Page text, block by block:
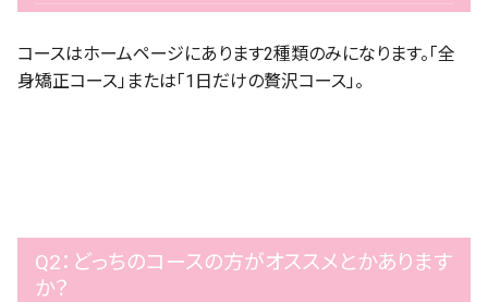
コースはホームページにあります2種類のみになります。「全
身矯正コース」または「1日だけの贅沢コース」。
Q2：どっちのコースの方がオススメとかあります
か？